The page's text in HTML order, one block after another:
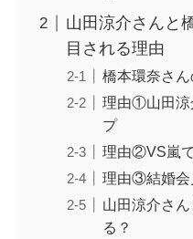
山田涼介さんと
目される理由
橋本環奈さ
理由①山田涼
プ
理由②VS嵐
理由③結婚会
山田涼介さ
る？